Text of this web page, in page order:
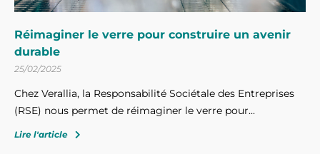
Réimaginer le verre pour construire un avenir
durable
25/02/2025
Chez Verallia, la Responsabilité Sociétale des Entreprises
(RSE) nous permet de réimaginer le verre pour...
Lire l'article